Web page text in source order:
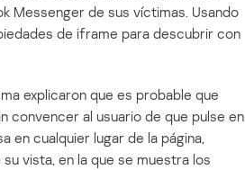
Messenger de sus víctimas. Usando
de iframe para descubrir con
explicaron que es probable que
convencer al usuario de que pulse en
en cualquier lugar de la página,
vista, en la que se muestra los